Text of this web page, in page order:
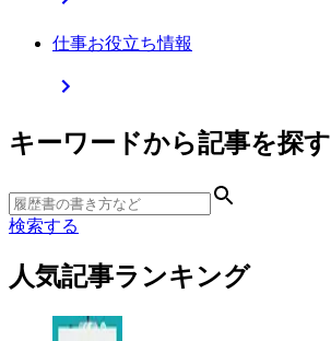
仕事お役立ち情報
キーワードから記事を探す
検索する
人気記事ランキング